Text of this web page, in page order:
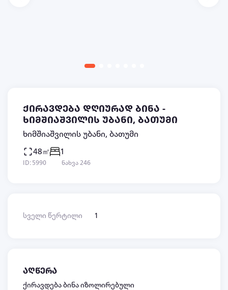
ქირავდება დღიურად ბინა -
ხიმშიაშვილის უბანი, ბათუმი
ხიმშიაშვილის უბანი, ბათუმი
48㎡ 1
ID: 5990 ნახვა 246
სველი წერტილი 1
აღწერა
ქირავდება ბინა იზოლირებული